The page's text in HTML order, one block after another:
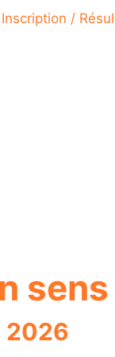
Inscription /
2026